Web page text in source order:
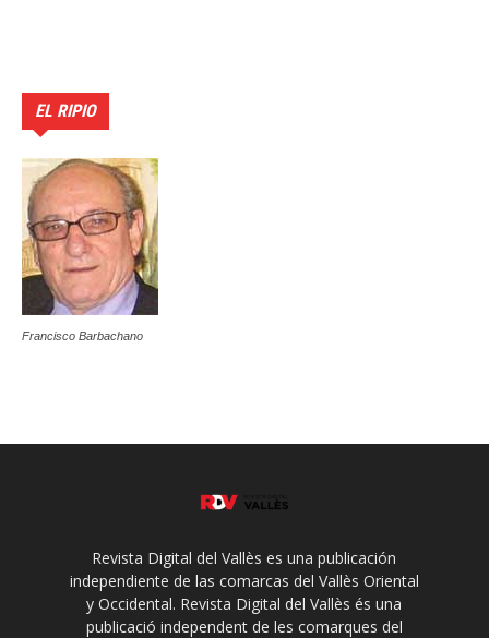
EL RIPIO
Francisco Barbachano
Revista Digital del Vallès es una publicación
independiente de las comarcas del Vallès Oriental
y Occidental. Revista Digital del Vallès és una
publicació independent de les comarques del